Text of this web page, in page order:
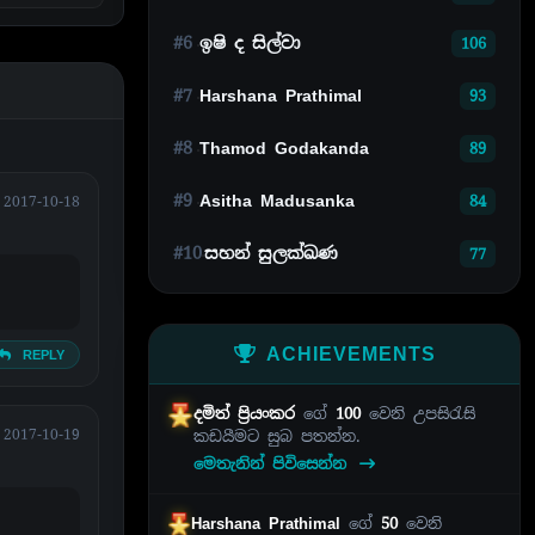
2017-10-18
REPLY
2017-10-19
#6 ඉෂි ද සිල්වා 106
#7 Harshana Prathimal 93
#8 Thamod Godakanda 89
#9 Asitha Madusanka 84
#10සහන් සුලක්ඛණ 77
ACHIEVEMENTS
දමිත් ප්‍රියංකර ගේ 100වෙනි උපසිරැසි
කඩයීමට සුබ පතන්න.
මෙතැනින් පිවිසෙන්න
Harshana Prathimal ගේ 50වෙනි